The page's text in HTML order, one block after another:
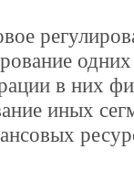
в них
иных